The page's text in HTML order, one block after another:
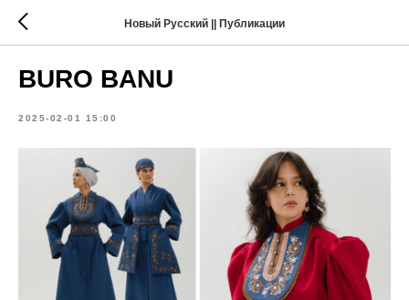
Новый Русский || Публикации
BURO BANU
2025-02-01 15:00